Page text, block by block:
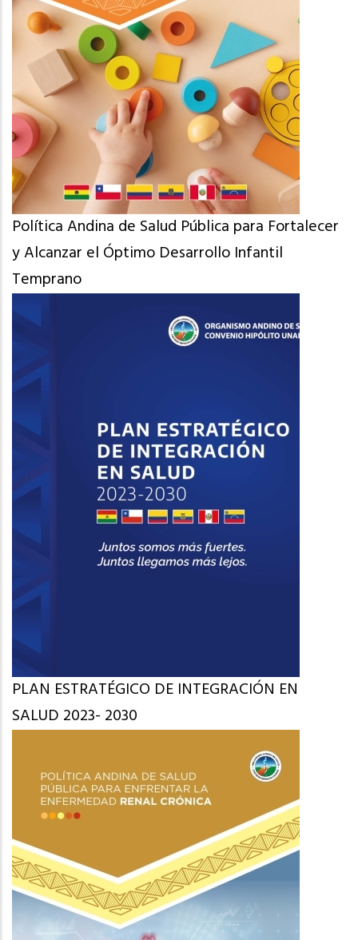
Política Andina de Salud Pública para Fortalecer
y Alcanzar el Óptimo Desarrollo Infantil
Temprano
PLAN ESTRATÉGICO DE INTEGRACIÓN EN
SALUD 2023- 2030